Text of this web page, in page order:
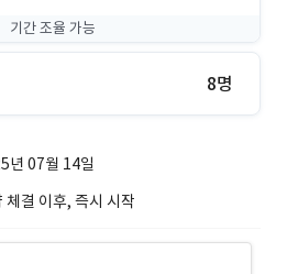
기간 조율 가능
8명
년 07월 14일
체결 이후, 즉시 시작